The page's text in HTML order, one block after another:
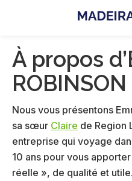
content
réveiller
vos
sens
Madère
À propos
ROBINSON
Nous vous présentons
sa sœur Claire de Region
entreprise qui voyage
10 ans pour vous
réelle », de qualité et